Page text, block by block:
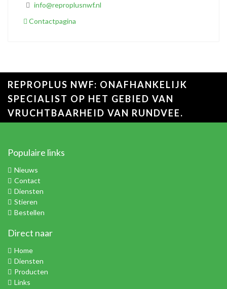
info@reproplusnwf.nl
Contactpagina
REPROPLUS NWF: ONAFHANKELIJK
SPECIALIST OP HET GEBIED VAN
VRUCHTBAARHEID VAN RUNDVEE.
Populaire links
Nieuws
Contact
Diensten
Stieren
Bestellen
Direct naar
Home
Diensten
Producten
Links